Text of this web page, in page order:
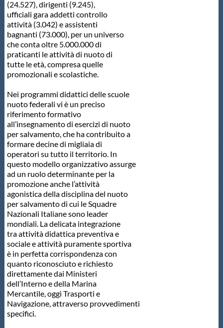
(24.527), dirigenti (9.245),
ufficiali gara addetti controllo
attività (3.042) e assistenti
bagnanti (73.000), per un universo
che conta oltre 5.000.000 di
praticanti le attività di nuoto di
tutte le età, compresa quelle
promozionali e scolastiche.
Nei programmi didattici delle scuole
nuoto federali vi è un preciso
riferimento formativo
all’insegnamento di esercizi di nuoto
per salvamento, che ha contribuito a
formare decine di migliaia di
operatori su tutto il territorio. In
questo modello organizzativo assurge
ad un ruolo determinante per la
promozione anche l’attività
agonistica della disciplina del nuoto
per salvamento di cui le Squadre
Nazionali Italiane sono leader
mondiali. La delicata integrazione
tra attività didattica preventiva e
sociale e attività puramente sportiva
è in perfetta corrispondenza con
quanto riconosciuto e richiesto
direttamente dai Ministeri
dell’Interno e della Marina
Mercantile, oggi Trasporti e
Navigazione, attraverso provvedimenti
specifici.